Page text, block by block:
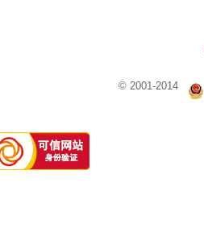
© 2001-2014